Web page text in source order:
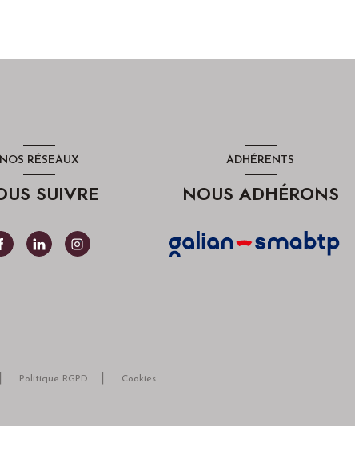
NOS RÉSEAUX
SUIVRE
ADHÉRENTS
NOUS ADHÉRONS
Politique RGPD Cookies